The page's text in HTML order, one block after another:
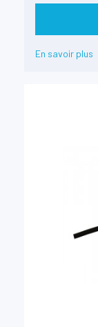
En savoir plus